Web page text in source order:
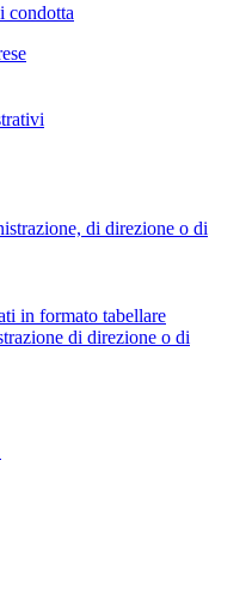
condotta
di direzione o di
in formato tabellare
di direzione o di